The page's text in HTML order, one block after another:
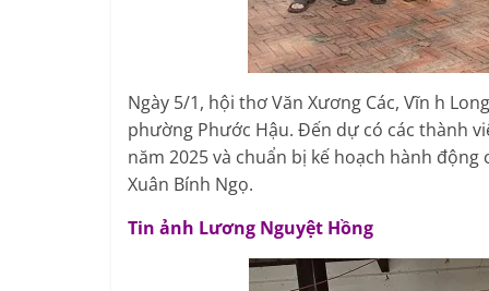
Ngày 5/1, hội thơ Văn Xương Các, Vĩn h
phường Phước Hậu. Đến dự có các thành
năm 2025 và chuẩn bị kế hoạch hành
Xuân Bính Ngọ.
Tin ảnh Lương Nguyệt Hồng